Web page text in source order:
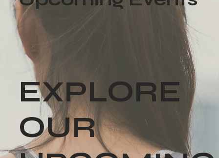
EXPLORE
OUR